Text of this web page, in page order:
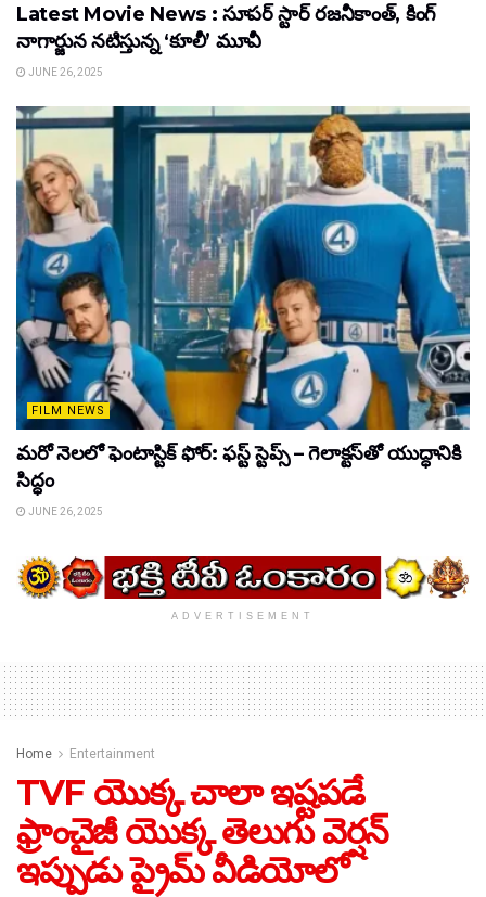
Latest Movie News : సూపర్ స్టార్ రజనీకాంత్, కింగ్
నాగార్జున నటిస్తున్న ‘కూలీ’ మూవీ
JUNE 26, 2025
FILM NEWS
మరో నెలలో ఫెంటాస్టిక్ ఫోర్: ఫస్ట్ స్టెప్స్ – గెలాక్టస్‌తో యుద్ధానికి
సిద్ధం
JUNE 26, 2025
ADVERTISEMENT
Home Entertainment
TVF యొక్క చాలా ఇష్టపడే
ఫ్రాంచైజీ యొక్క తెలుగు వెర్షన్
ఇప్పుడు ప్రైమ్ వీడియోలో